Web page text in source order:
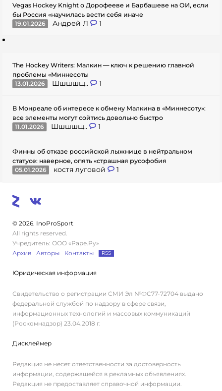
Vegas Hockey Knight о Дорофееве и Барбашеве на ОИ, если
бы Россия «научилась вести себя иначе
19.01.2026
Андрей Л 1
The Hockey Writers: Малкин — ключ к решению главной
проблемы «Миннесоты
13.01.2026
Шшшшщ.. 1
В Монреале об интересе к обмену Малкина в «Миннесоту»:
все элементы могут сойтись довольно быстро
11.01.2026
Шшшшщ.. 1
Финны об отказе российской лыжнице в нейтральном
статусе: наверное, опять «страшная русофобия
05.01.2026
костя луговой 1
© 2026. InoProSport
All rights reserved.
Учредитель: ООО «Раре.Ру»
Архив
Авторы Контакты RSS
Юридическая информация
Свидетельство о регистрации СМИ Эл №ФС77-72704 выдано
федеральной службой по надзору в сфере связи,
информационных технологий и массовых коммуникаций
(Роскомнадзор) 23.04.2018 г.
Дисклеймер
Редакция не несет ответственности за достоверность
информации, содержащейся в рекламных объявлениях.
Редакция не предоставляет справочной информации.